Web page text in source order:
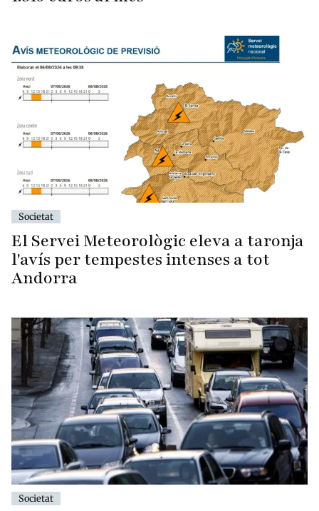
Societat
El Servei Meteorològic eleva a taronja
l'avís per tempestes intenses a tot
Andorra
Societat